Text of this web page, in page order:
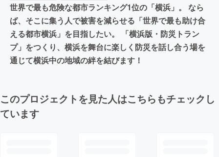
世界で最も危険な都市ランキング1位の「横浜」。 なら
ば、そこに集う人で被害を減らせる「世界で最も助け合
える都市横浜」を目指したい。 「横浜版・防災トラン
プ」をつくり、横浜を舞台に楽しく防災を話し合う場を
通じて横浜中の地域の絆を結びます！
このプロジェクトを見た人はこちらもチェックし
ています